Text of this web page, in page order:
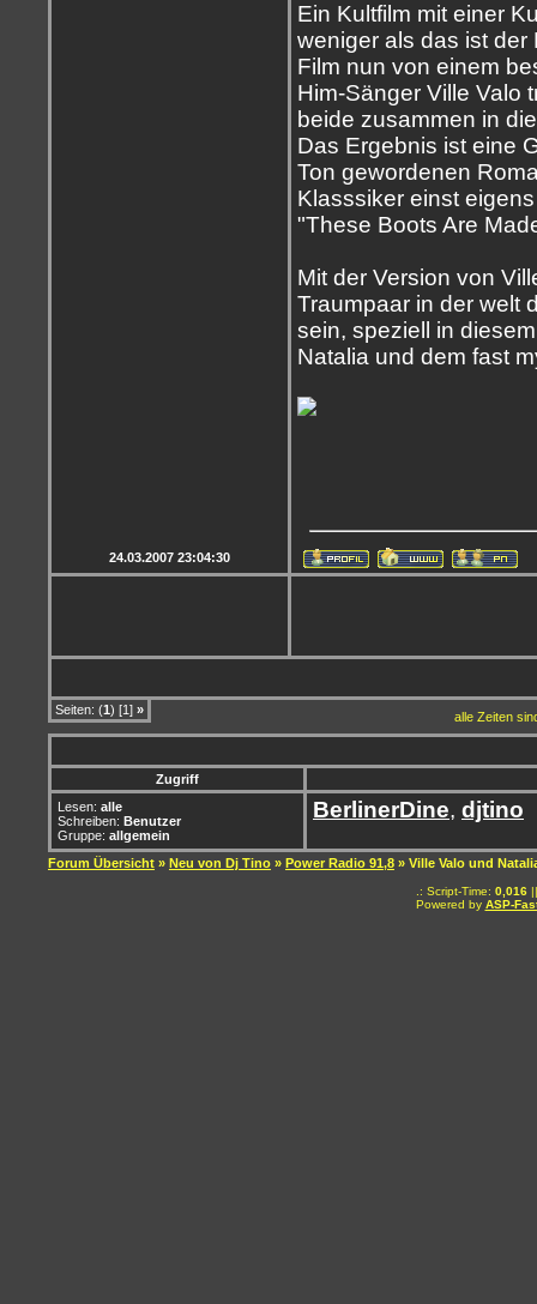
Ein Kultfilm mit einer
weniger als das ist
Film nun von einem
Him-Sänger Ville Valo
beide zusammen in
Das Ergebnis ist eine
Ton gewordenen
Klasssiker einst
"These Boots Are
Mit der Version von
Traumpaar in der welt
sein, speziell in
Natalia und dem fast
24.03.2007 23:04:30
Seiten: (1) [1] » alle Zeiten
Zugriff
Lesen: alle
Schreiben: Benutzer
Gruppe: allgemein
BerlinerDine, djtino
Forum Übersicht » Neu von Dj Tino » Power Radio 91,8 » Ville Valo und
.: Script-Time: 0,016
Powered by ASP-